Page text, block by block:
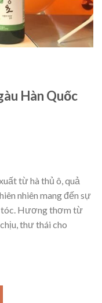
Hàn Quốc
từ hà thủ ô, quả
nhiên mang đến sự
tóc. Hương thơm từ
thư thái cho